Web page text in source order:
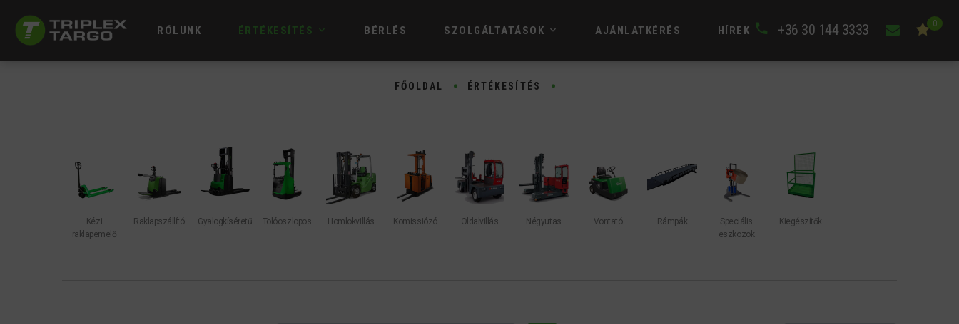
RÓLUNK ÉRTÉKESÍTÉS BÉRLÉS SZOLGÁLTATÁSOK AJÁNLATKÉRÉS HÍREK +36 30 144 3333 0
FŐOLDAL ÉRTÉKESÍTÉS
Kézi
raklapemelő
Raklapszállító Gyalogkíséretű Tolóoszlopos Homlokvillás Komissiózó Oldalvillás Négyutas Vontató Rámpák
Speciális
eszközök
Kiegészítők